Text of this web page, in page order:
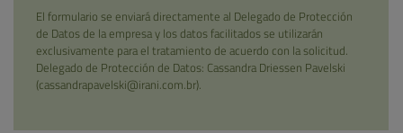
El formulario se enviará directamente al Delegado de Protección
de Datos de la empresa y los datos facilitados se utilizarán
exclusivamente para el tratamiento de acuerdo con la solicitud.
Delegado de Protección de Datos: Cassandra Driessen Pavelski
(cassandrapavelski@irani.com.br).